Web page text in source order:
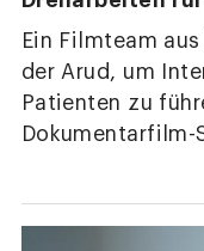
Ein Filmteam
der Arud, um
Patienten zu
Dokumentarfilm-